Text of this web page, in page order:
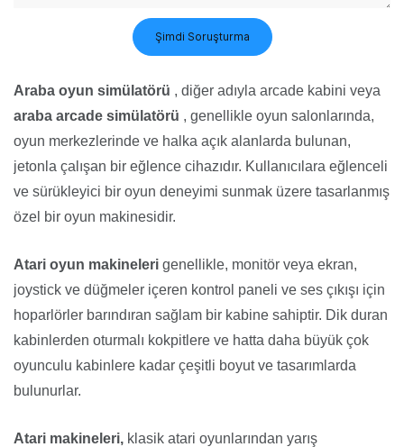
Şimdi Soruşturma
Araba oyun simülatörü , diğer adıyla arcade kabini veya
araba arcade simülatörü , genellikle oyun salonlarında,
oyun merkezlerinde ve halka açık alanlarda bulunan,
jetonla çalışan bir eğlence cihazıdır. Kullanıcılara eğlenceli
ve sürükleyici bir oyun deneyimi sunmak üzere tasarlanmış
özel bir oyun makinesidir.
Atari oyun makineleri genellikle, monitör veya ekran,
joystick ve düğmeler içeren kontrol paneli ve ses çıkışı için
hoparlörler barındıran sağlam bir kabine sahiptir. Dik duran
kabinlerden oturmalı kokpitlere ve hatta daha büyük çok
oyunculu kabinlere kadar çeşitli boyut ve tasarımlarda
bulunurlar.
Atari makineleri, klasik atari oyunlarından yarış